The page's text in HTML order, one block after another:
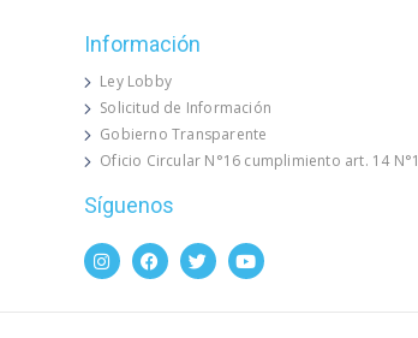
Información
Ley Lobby
Solicitud de Información
Gobierno Transparente
Oficio Circular N°16 cumplimiento art. 14 N°1
Síguenos